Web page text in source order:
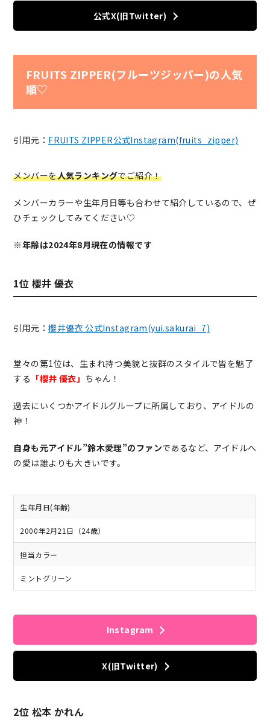
公式X(旧Twitter)
FRUITS ZIPPER(フルーツジッパー)の人気
順♡
引用元： FRUITS ZIPPER公式Instagram(fruits_zipper)
メンバーを人気ランキングでご紹介！
メンバーカラーや生年月日等も合わせて紹介しているので、ぜ
ひチェックしてみてください♡
※年齢は2024年8月現在の情報です
1位 櫻井 優衣
引用元：櫻井優衣 公式Instagram(yui.sakurai_7)
堂々の第1位は、生まれ持つ美貌と抜群のスタイルで皆を魅了
する 「櫻井 優衣」 ちゃん！
過去にいくつかアイドルグループに所属しており、アイドルの
神！
自身も元アイドル”鈴木愛理”のファンであるなど、アイドルへ
の愛は誰よりも大きいです。
生年月日(年齢)
2000年2月21日（24歳）
担当カラー
ミントグリーン
Instagram
X(旧Twitter)
2位 松本 かれん